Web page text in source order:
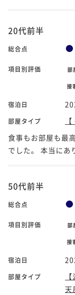
20代前半
総合点
項目別評価 部
接
宿泊日
部屋タイプ
食事もお部屋も最
でした。 本当にあ
50代前半
総合点
項目別評価 部
接
宿泊日
部屋タイプ
天